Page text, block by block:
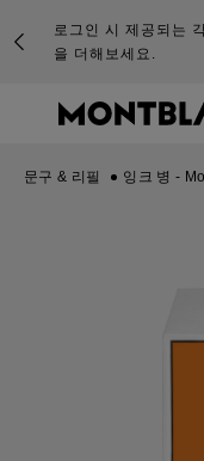
로그인 시 제공되는
을 더해보세요.
문구 & 리필 잉크 병 -